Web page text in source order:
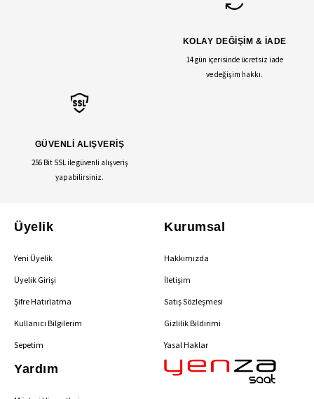
KOLAY DEĞİŞİM & İADE
14 gün içerisinde ücretsiz iade
ve değişim hakkı.
GÜVENLİ ALIŞVERİŞ
256 Bit SSL ile güvenli alışveriş
yapabilirsiniz.
Üyelik
Yeni Üyelik
Üyelik Girişi
Şifre Hatırlatma
Kullanıcı Bilgilerim
Sepetim
Kurumsal
Hakkımızda
İletişim
Satış Sözleşmesi
Gizlilik Bildirimi
Yasal Haklar
Yardım